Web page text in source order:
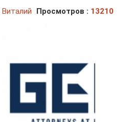
Виталий Просмотров : 13210